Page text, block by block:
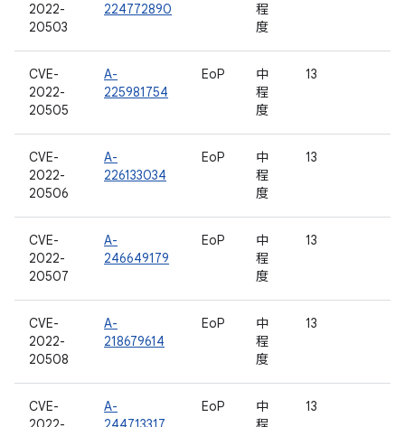
2022-
20503
224772890
程
度
CVE-
2022-
20505
A-
225981754
EoP
中
程
度
13
CVE-
2022-
20506
A-
226133034
EoP
中
程
度
13
CVE-
2022-
20507
A-
246649179
EoP
中
程
度
13
CVE-
2022-
20508
A-
218679614
EoP
中
程
度
13
CVE-
A-
EoP
中
13